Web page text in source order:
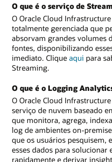
O que é o serviço de
O Oracle Cloud
totalmente gerenciada que
absorvam grandes volumes
fontes, disponibilizando
imediato. Clique aqui para
Streaming.
O que é o Logging
O Oracle Cloud
serviço de nuvem baseado
que monitora, agrega,
log de ambientes on-
que os usuários pesquisem,
esses dados para
rapidamente e derivar